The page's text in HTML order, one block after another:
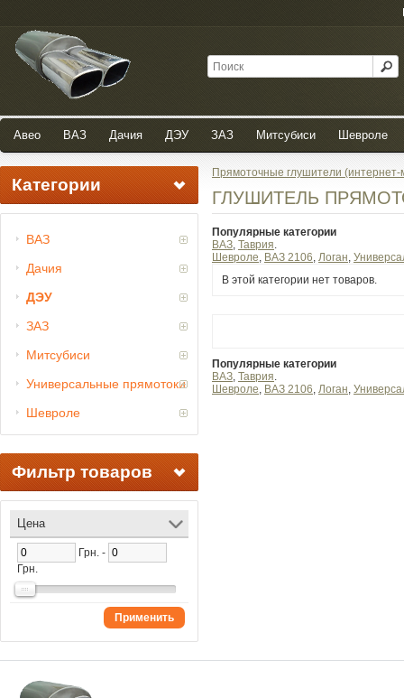
Авео ВАЗ Дачия ДЭУ ЗАЗ Митсубиси Шевроле
Категории
ВАЗ
Дачия
ДЭУ
ЗАЗ
Митсубиси
Универсальные прямотоки
Шевроле
Фильтр товаров
Цена
Грн. -
Грн.
Применить
Прямоточные глушители (интернет-
ГЛУШИТЕЛЬ
Популярные категории
ВАЗ Таврия
Шевроле
ВАЗ 2106 Логан
В этой категории нет товаров.
Популярные категории
ВАЗ Таврия
Шевроле
ВАЗ 2106 Логан